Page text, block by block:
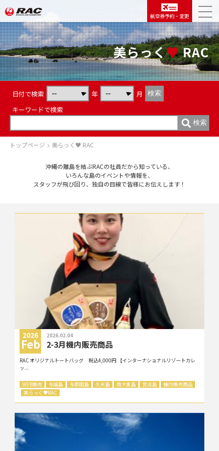
航空券予約・変更
美らっく♥RAC
日付で検索 年
月
キーワードで検索
トップページ 美らっく♥ RAC
沖縄の離島を結ぶRACの社員だから知っている、
いろんな島のイベントや情報を、
スタッフが飛び回り、独自の目線で皆様にお伝えします！
2026
Feb
2026.02.04
2-3月機内販売商品
RAC オリジナルトートバッグ 税込4,000円 【インターナショナルリゾートカレ
ッ...
WEB販売 与論島 与那国島 久米島 南大東島 宮古島
機内販売商品
美らっく ♥RAC